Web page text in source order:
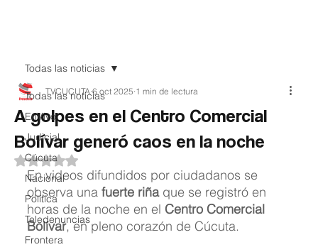
Todas las noticias
EnVivo
Judicial
Cúcuta
Nacional
Política
Teledenuncias
Frontera
Todas las noticias
A golpes en el Centro Comercial
Bolívar generó caos en la noche
TVCUCUTA 6 oct 2025 1 min de lectura
Obtuvo NaN de 5 estrellas.
En videos difundidos por ciudadanos se
observa una fuerte riña que se registró en
horas de la noche en el Centro Comercial
Bolívar, en pleno corazón de Cúcuta.